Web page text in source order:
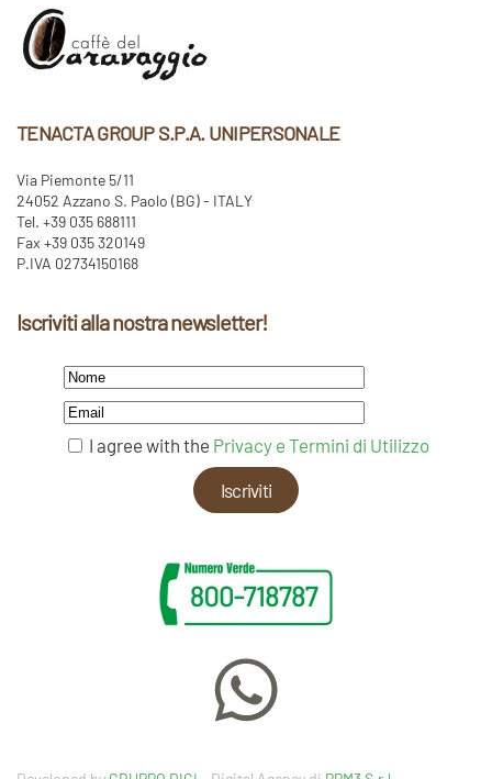
TENACTA GROUP S.P.A. UNIPERSONALE
Via Piemonte 5/11
24052 Azzano S. Paolo (BG) - ITALY
Tel. +39 035 688111
Fax +39 035 320149
P.IVA 02734150168
Iscriviti alla nostra newsletter!
I agree with the Privacy e Termini di Utilizzo